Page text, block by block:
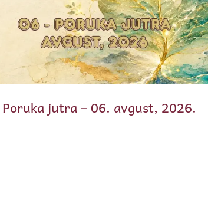
jutra – 06. avgust, 2026.